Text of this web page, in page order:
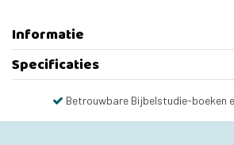
Informatie
Specificaties
Betrouwbare Bijbelstudie-boeken